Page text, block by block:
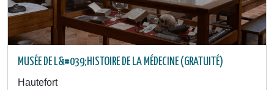
MUSÉE DE L&#039;HISTOIRE DE LA MÉDECINE (GRATUITÉ)
Hautefort